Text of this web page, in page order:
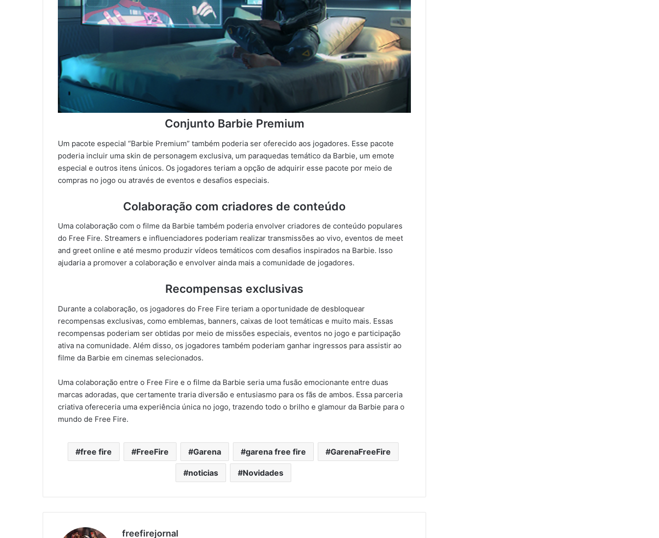
Conjunto Barbie Premium
Um pacote especial “Barbie Premium” também poderia ser oferecido aos jogadores. Esse pacote
poderia incluir uma skin de personagem exclusiva, um paraquedas temático da Barbie, um emote
especial e outros itens únicos. Os jogadores teriam a opção de adquirir esse pacote por meio de
compras no jogo ou através de eventos e desafios especiais.
Colaboração com criadores de conteúdo
Uma colaboração com o filme da Barbie também poderia envolver criadores de conteúdo populares
do Free Fire. Streamers e influenciadores poderiam realizar transmissões ao vivo, eventos de meet
and greet online e até mesmo produzir vídeos temáticos com desafios inspirados na Barbie. Isso
ajudaria a promover a colaboração e envolver ainda mais a comunidade de jogadores.
Recompensas exclusivas
Durante a colaboração, os jogadores do Free Fire teriam a oportunidade de desbloquear
recompensas exclusivas, como emblemas, banners, caixas de loot temáticas e muito mais. Essas
recompensas poderiam ser obtidas por meio de missões especiais, eventos no jogo e participação
ativa na comunidade. Além disso, os jogadores também poderiam ganhar ingressos para assistir ao
filme da Barbie em cinemas selecionados.
Uma colaboração entre o Free Fire e o filme da Barbie seria uma fusão emocionante entre duas
marcas adoradas, que certamente traria diversão e entusiasmo para os fãs de ambos. Essa parceria
criativa ofereceria uma experiência única no jogo, trazendo todo o brilho e glamour da Barbie para o
mundo de Free Fire.
free fire FreeFire Garena garena free fire GarenaFreeFire
noticias Novidades
freefirejornal